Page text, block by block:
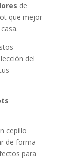
de
que mejor
del
cepillo
de forma
para